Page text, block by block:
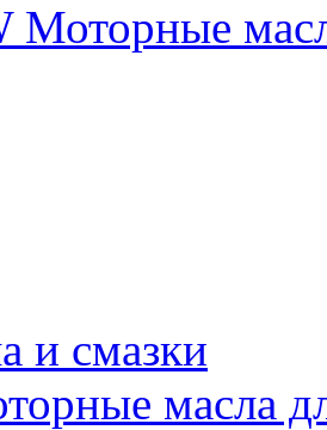
Моторные
и смазки
масла